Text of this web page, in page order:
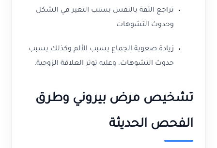
تراجع الثقة بالنفس بسبب التغير في الشكل
وحدوث التشوهات
زيادة صعوبة الجماع بسبب الألم وكذلك بسبب
حدوث التشوهات، وعليه توتر العلاقة الزوجية.
تشخيص مرض بيروني وطرق
الفحص الحديثة